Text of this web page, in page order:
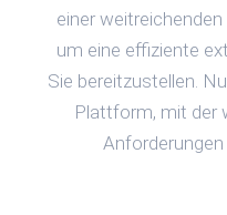
einer
um eine effiziente
Sie bereitzustellen.
Plattform, mit der